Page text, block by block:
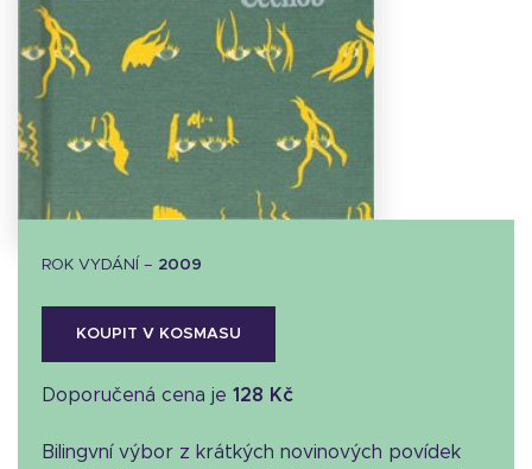
ROK VYDÁNÍ – 2009
KOUPIT V KOSMASU
Doporučená cena je 128 Kč
Bilingvní výbor z krátkých novinových povídek